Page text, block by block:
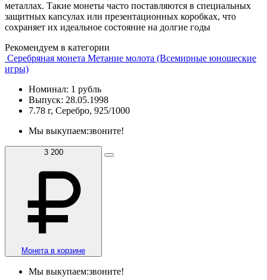
металлах. Такие монеты часто поставляются в специальных
защитных капсулах или презентационных коробках, что
сохраняет их идеальное состояние на долгие годы
Рекомендуем в категории
Серебряная монета Метание молота (Всемирные юношеские
игры)
Номинал: 1 рубль
Выпуск: 28.05.1998
7.78 г, Серебро, 925/1000
Мы выкупаем:звоните!
3 200
Монета в корзине
Мы выкупаем:звоните!